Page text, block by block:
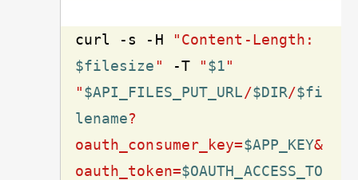
curl -s -H
$filesize " -T "$1"
"$API_FILES_PUT_URL/$DIR/$fi
lename?
oauth_consumer_key=$APP_KEY&
oauth_token=$OAUTH_ACCESS_TO